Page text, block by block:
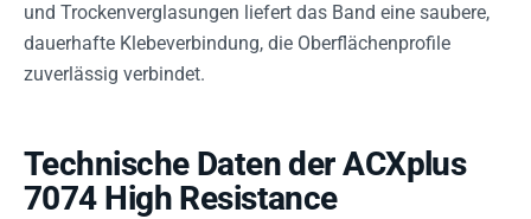
und Trockenverglasungen liefert das Band eine saubere,
dauerhafte Klebeverbindung, die Oberflächenprofile
zuverlässig verbindet.
Technische Daten der ACXplus
7074 High Resistance